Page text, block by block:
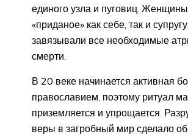
единого узла и пуговиц. Женщины
«приданое» как себе, так и
завязывали все необходимые
смерти.
В 20 веке начинается активная
православием, поэтому ритуал
приземляется и упрощается.
веры в загробный мир сделало